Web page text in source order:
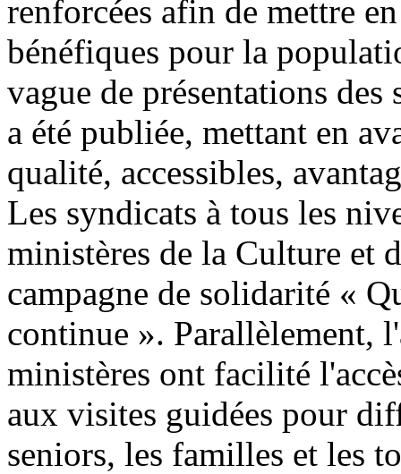
renforcées afin de mettre
bénéfiques pour la
vague de présentations
a été publiée, mettant en
qualité, accessibles,
Les syndicats à tous les
ministères de la Culture et
campagne de solidarité «
continue ». Parallèlement,
ministères ont facilité
aux visites guidées pour
seniors, les familles et les